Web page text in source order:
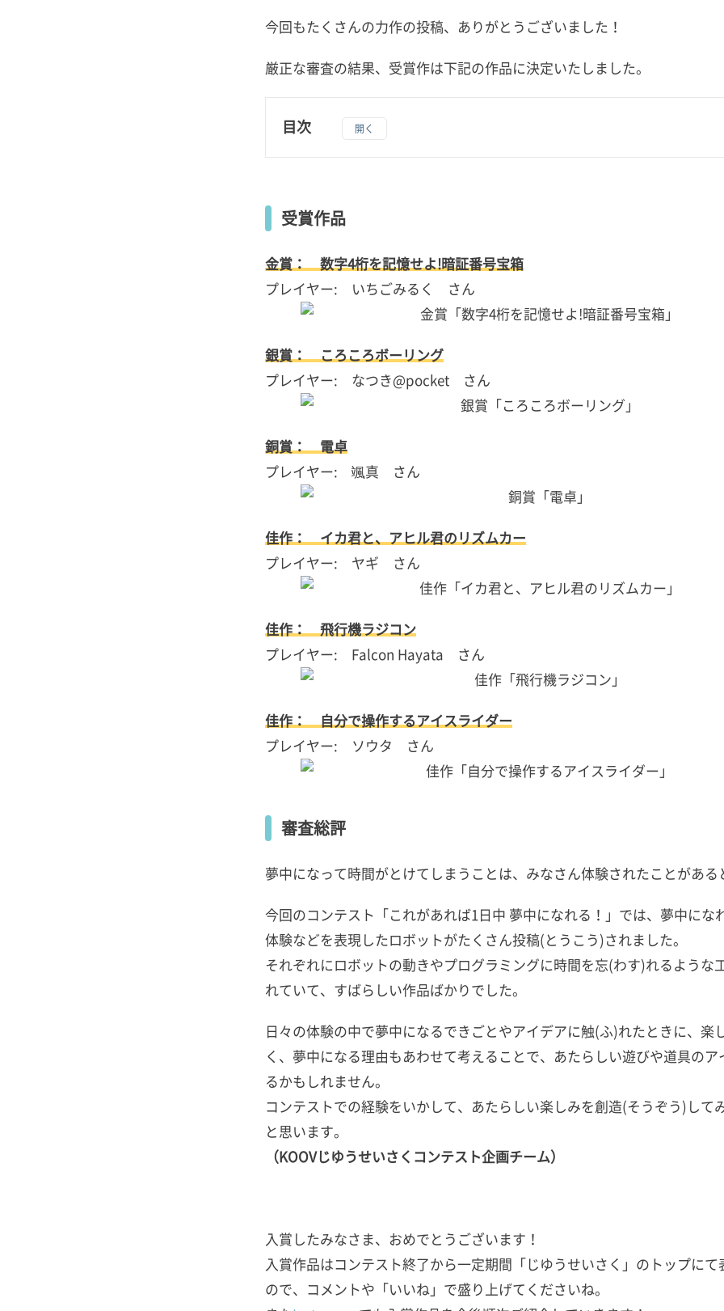
今回もたくさんの力作の投稿、ありがとうございました！
厳正な審査の結果、受賞作は下記の作品に決定いたしました。
目次
2
受賞作品
金賞： 数字4桁を記憶せよ!暗証番号宝箱
プレイヤー: いちごみるく さん
銀賞： ころころボーリング
プレイヤー: なつき@pocket さん
銅賞： 電卓
プレイヤー: 颯真 さん
佳作： イカ君と、アヒル君のリズムカー
プレイヤー: ヤギ さん
佳作： 飛行機ラジコン
プレイヤー: Falcon Hayata さん
佳作： 自分で操作するアイスライダー
プレイヤー: ソウタ さん
審査総評
夢中になって時間がとけてしまうことは、みなさん体験されたことがある
今回のコンテスト「これがあれば1日中 夢中になれる！」では、夢中にな
体験などを表現したロボットがたくさん投稿(とうこう)されました。
それぞれにロボットの動きやプログラミングに時間を忘(わす)れるような
れていて、すばらしい作品ばかりでした。
日々の体験の中で夢中になるできごとやアイデアに触(ふ)れたときに、楽
く、夢中になる理由もあわせて考えることで、あたらしい遊びや道具のア
るかもしれません。
コンテストでの経験をいかして、あたらしい楽しみを創造(そうぞう)して
と思います。
（KOOVじゆうせいさくコンテスト企画チーム）
入賞したみなさま、おめでとうございます！
入賞作品はコンテスト終了から一定期間「じゆうせいさく」のトップにて
ので、コメントや「いいね」で盛り上げてくださいね。